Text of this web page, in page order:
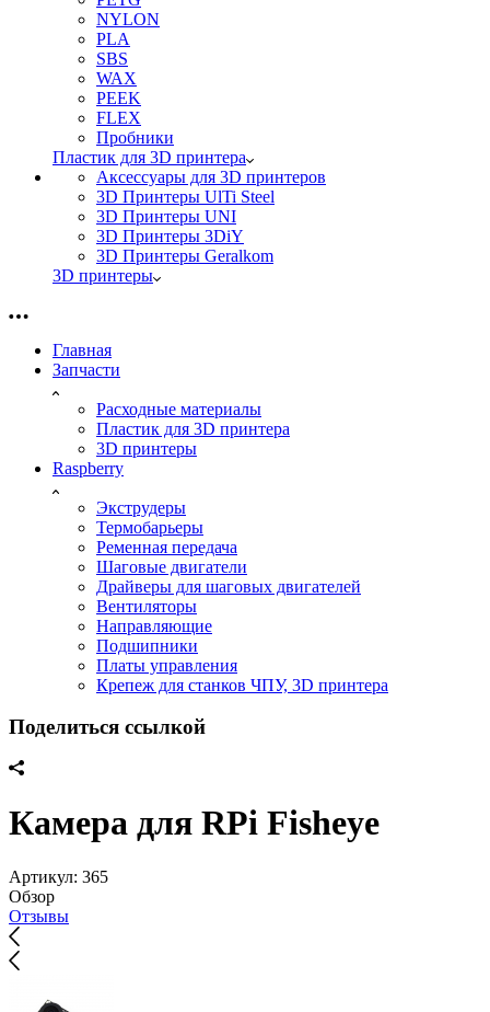
NYLON
PLA
SBS
WAX
PEEK
FLEX
Пробники
Пластик для 3D принтера
Аксессуары для 3D принтеров
3D Принтеры UlTi Steel
3D Принтеры UNI
3D Принтеры 3DiY
3D Принтеры Geralkom
3D принтеры
Главная
Запчасти
Расходные материалы
Пластик для 3D принтера
3D принтеры
Raspberry
Экструдеры
Термобарьеры
Ременная передача
Шаговые двигатели
Драйверы для шаговых двигателей
Вентиляторы
Направляющие
Подшипники
Платы управления
Крепеж для станков ЧПУ, 3D принтера
Поделиться ссылкой
Камера для RPi Fisheye
Артикул: 365
Обзор
Отзывы